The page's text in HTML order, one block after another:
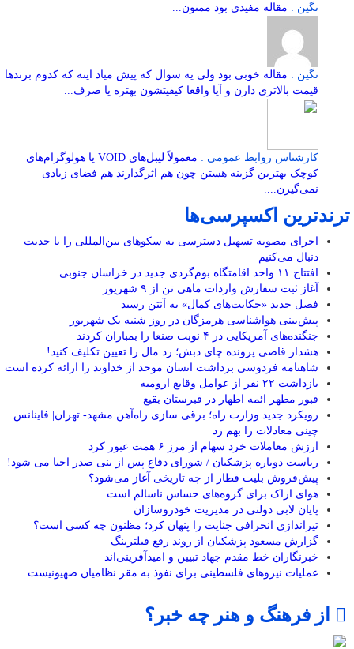
نگین : مقاله مفیدی بود ممنون...
نگین : مقاله خوبی بود ولی یه سوال که پیش میاد اینه که کدوم برندها
قیمت بالاتری دارن و آیا واقعا کیفیتشون بهتره یا صرف...
کارشناس روابط عمومی :
معمولاً لیبل‌های VOID یا هولوگرام‌های
کوچک بهترین گزینه هستن چون هم اثرگذارند هم فضای زیادی
نمی‌گیرن....
ترندترین اکسپرسی‌ها
اجرای مصوبه تسهیل دسترسی به سکوهای بین‌المللی را با جدیت
دنبال می‌کنیم
افتتاح ۱۱ واحد اقامتگاه بوم‌گردی جدید در خراسان جنوبی
آغاز ثبت سفارش واردات ماهی تن از ۹ شهریور
فصل جدید «حکایت‌های کمال» به آنتن رسید
پیش‌بینی هواشناسی هرمزگان در روز شنبه یک شهریور
جنگنده‌های آمریکایی در ۴ نوبت صنعا را بمباران کردند
هشدار قاضی پرونده چای دبش؛ رد مال را تعیین تکلیف کنید!
شاهنامه فردوسی برداشت انسان موحد از خداوند را ارائه کرده است
بازداشت ۲۲ نفر از عوامل وقایع ارومیه
قبور مطهر ائمه اطهار در قبرستان بقیع
رویکرد جدید وزارت راه؛ برقی سازی راه‌آهن مشهد- تهران| فاینانس
چینی معادلات را بهم زد
ارزش معاملات خرد سهام از مرز ۶ همت عبور کرد
ریاست دوباره پزشکیان / شورای دفاع پس از بنی صدر احیا می شود!
پیش‌فروش بلیت قطار از چه تاریخی آغاز می‌شود؟
هوای اراک برای گروه‌های حساس ناسالم است
پایان لابی دولتی در مدیریت خودروسازان
تیراندازی انحرافی جنایت را پنهان کرد؛ مظنون چه کسی است؟
گزارش مسعود پزشکیان از روند رفع فیلترینگ
خبرنگاران خط مقدم جهاد تبیین و امیدآفرینی‌اند
عملیات نیروهای فلسطینی برای نفوذ به مقر نظامیان صهیونیست
از فرهنگ و هنر چه خبر؟